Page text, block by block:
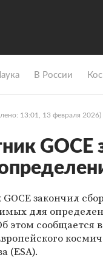
В России
13:01, 13 февраля 2026)
GOCE
закончил
для
этом сообщается
(ESA).